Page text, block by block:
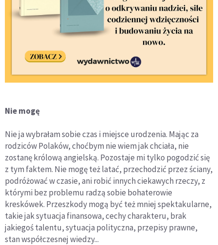
Nie mogę
Nie ja wybrałam sobie czas i miejsce urodzenia. Mając za
rodziców Polaków, choćbym nie wiem jak chciała, nie
zostanę królową angielską. Pozostaje mi tylko pogodzić się
z tym faktem. Nie mogę też latać, przechodzić przez ściany,
podróżować w czasie, ani robić innych ciekawych rzeczy, z
którymi bez problemu radzą sobie bohaterowie
kreskówek. Przeszkody mogą być też mniej spektakularne,
takie jak sytuacja finansowa, cechy charakteru, brak
jakiegoś talentu, sytuacja polityczna, przepisy prawne,
stan współczesnej wiedzy...